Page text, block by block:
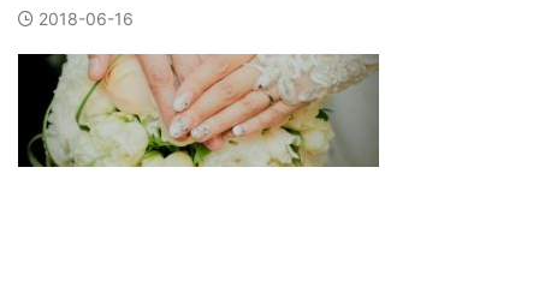
2018-06-16